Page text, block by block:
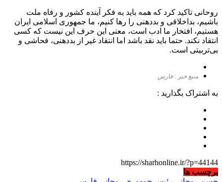
روحانی تاکید کرد که همه باید به فکر آینده کشور و رفاه ملت
باشیم، بداخلاقی و بددهنی را رها کنیم، ما جمهوری اسلامی ایران
هستیم، افتخار ما ادب است،‌ معنی این حرف این نیست که کسی
انتقاد نکند. حتما باید نقد باشد اما انتقاد غیر از بددهنی، فحاشی و
بی‌تربیتی است.
منبع خبر : فارس
به اشتراک بگذارید :
https://sharhonline.ir/?p=44144
برچسب ها